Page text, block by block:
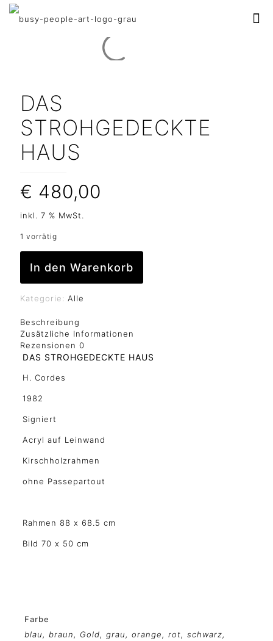
DAS
STROHGEDECKTE
HAUS
€ 480,00
inkl. 7 % MwSt.
1 vorrätig
In den Warenkorb
Kategorie: Alle
Beschreibung
Zusätzliche Informationen
Rezensionen 0
DAS STROHGEDECKTE HAUS
H. Cordes
1982
Signiert
Acryl auf Leinwand
Kirschholzrahmen
ohne Passepartout
Rahmen 88 x 68.5 cm
Bild 70 x 50 cm
Farbe
blau, braun, Gold, grau, orange, rot, schwarz,